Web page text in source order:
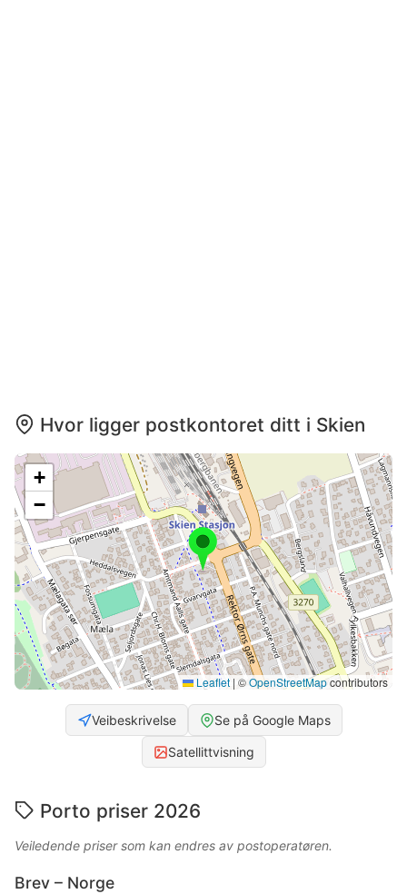
Hvor ligger postkontoret ditt i Skien
+
−
Leaflet | ©OpenStreetMapcontributors
Veibeskrivelse Se på Google Maps
Satellittvisning
Porto priser 2026
Veiledende priser som kan endres av postoperatøren.
Brev – Norge